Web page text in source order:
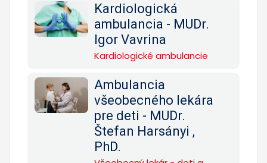
Kardiologická
ambulancia - MUDr.
Igor Vavrina
Kardiologické ambulancie
Ambulancia
všeobecného lekára
pre deti - MUDr.
Štefan Harsányi ,
PhD.